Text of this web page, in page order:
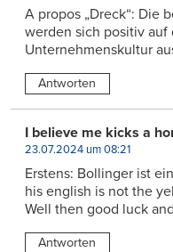
A propos „Dreck“: Die
werden sich positiv auf
Unternehmenskultur
Antworten
I believe me kicks a
23.07.2024 um 08:21
Erstens: Bollinger ist
his english is not the
Well then good luck
Antworten